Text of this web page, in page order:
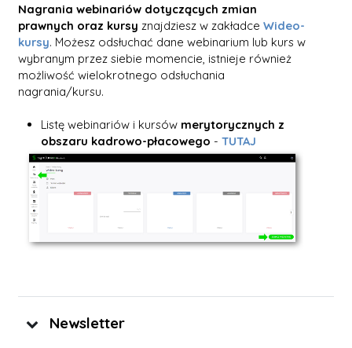
Nagrania webinariów dotyczących zmian
prawnych oraz kursy znajdziesz w zakładce Wideo-
kursy. Możesz odsłuchać dane webinarium lub kurs w
wybranym przez siebie momencie, istnieje również
możliwość wielokrotnego odsłuchania
nagrania/kursu.
Listę webinariów i kursów merytorycznych z
obszaru kadrowo-płacowego -TUTAJ
Newsletter